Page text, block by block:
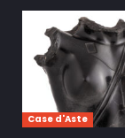
Case d'Aste